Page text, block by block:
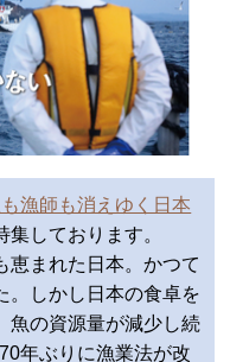
漁師も消えゆく日本
集しております。
まれた日本。かつて
。しかし日本の食卓を
魚の資源量が減少し続
年ぶりに漁業法が改